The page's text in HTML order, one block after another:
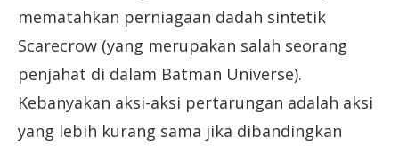
mematahkan perniagaan dadah sintetik
Scarecrow (yang merupakan salah seorang
penjahat di dalam Batman Universe).
Kebanyakan aksi-aksi pertarungan adalah aksi
yang lebih kurang sama jika dibandingkan